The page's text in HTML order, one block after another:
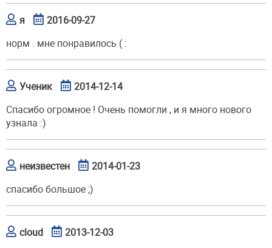
я
2016-09-27
норм . мне понравилось ( :
Ученик
2014-12-14
Спасибо огромное ! Очень помогли , и я много нового
узнала :)
неизвестен
2014-01-23
спасибо большое ;)
cloud
2013-12-03